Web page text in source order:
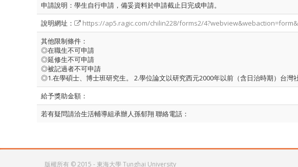
申請說明：學生自行申請，備妥資料於申請截止日完成申請。
說明網址：
https://ap5.ragic.com/chilin228/forms2/
其他限制條件：
◎在職生不可申請
◎延修生不可申請
◎被記過者不可申請
◎1.在學碩士、博士班研究生。 2.學位論文以研究西元2000年以前（含日治時期）台灣
給予獎助金額：
若有疑問請洽生活輔導組承辦人孫郁翔 聯絡電話：
版權所有 © 2015 - 東海大學 Tunghai University